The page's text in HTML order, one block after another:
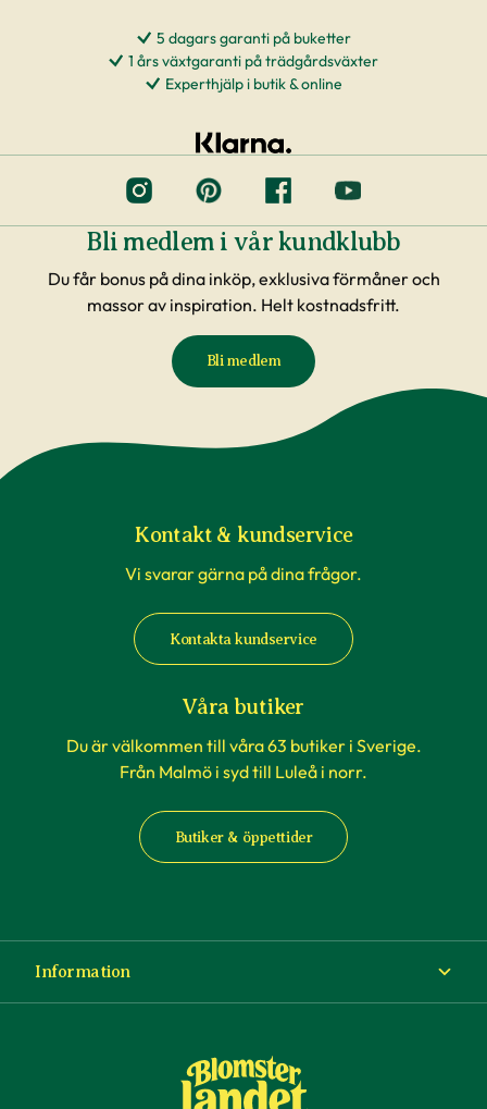
5 dagars garanti på buketter
1 års växtgaranti på trädgårdsväxter
Experthjälp i butik & online
Bli medlem i vår kundklubb
Du får bonus på dina inköp, exklusiva förmåner och
massor av inspiration. Helt kostnadsfritt.
Bli medlem
Kontakt & kundservice
Vi svarar gärna på dina frågor.
Kontakta kundservice
Våra butiker
Du är välkommen till våra 63 butiker i Sverige.
Från Malmö i syd till Luleå i norr.
Butiker & öppettider
Information
Köp- och leveransvillkor